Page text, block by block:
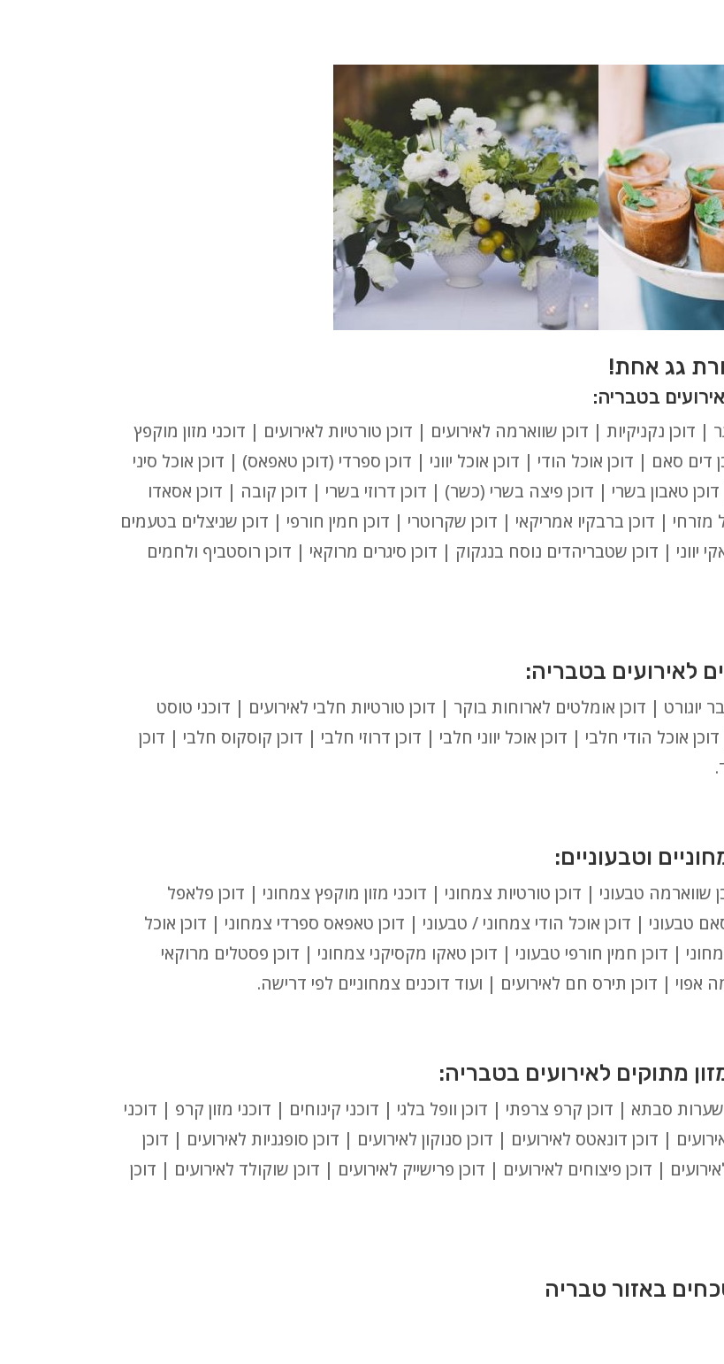
גג אחת!
נקניקיות | דוכן שווארמה לאירועים | דוכן טורטיות לאירועים | דוכני מזון מוקפץ
סאם | דוכן אוכל הודי | דוכן אוכל יווני | דוכן ספרדי (דוכן טאפאס) | דוכן אוכל סיני
טאבון בשרי | דוכן פיצה בשרי (כשר) | דוכן דרוזי בשרי | דוכן קובה | דוכן אסאדו
מזרחי | דוכן ברבקיו אמריקאי | דוכן שקרוטרי | דוכן חמין חורפי | דוכן שניצלים בטעמים
יווני | דוכן שטבריהדים נוסח בנגקוק | דוכן סיגרים מרוקאי | דוכן רוסטביף ולחמים
יוגורט | דוכן אומלטים לארוחות בוקר | דוכן טורטיות חלבי לאירועים | דוכני טוסט
אוכל הודי חלבי | דוכן אוכל יווני חלבי | דוכן דרוזי חלבי | דוכן קוסקוס חלבי | דוכן
טבעוני | דוכן טורטיות צמחוני | דוכני מזון מוקפץ צמחוני | דוכן פלאפל
טבעוני | דוכן אוכל הודי צמחוני / טבעוני | דוכן טאפאס ספרדי צמחוני | דוכן אוכל
| דוכן חמין חורפי טבעוני | דוכן טאקו מקסיקני צמחוני | דוכן פסטלים מרוקאי
אפוי | דוכן תירס חם לאירועים | ועוד דוכנים צמחוניים לפי דרישה.
סבתא | דוכן קרפ צרפתי | דוכן וופל בלגי | דוכני קינוחים | דוכני מזון קרפ | דוכני
| דוכן דונאטס לאירועים | דוכן סנוקון לאירועים | דוכן סופגניות לאירועים | דוכן
| דוכן פיצוחים לאירועים | דוכן פרישייק לאירועים | דוכן שוקולד לאירועים | דוכן
באזור טבריה